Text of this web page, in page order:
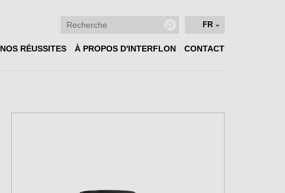
FR
NOS RÉUSSITES À PROPOS D'INTERFLON CONTACT